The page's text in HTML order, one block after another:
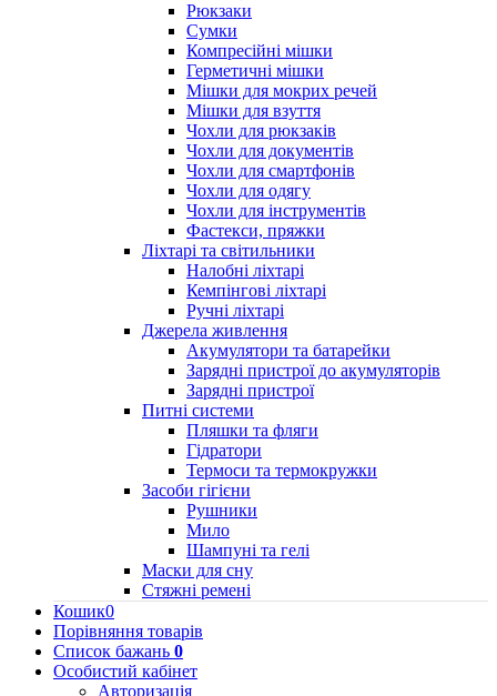
Рюкзаки
Сумки
Компресійні мішки
Герметичні мішки
Мішки для мокрих речей
Мішки для взуття
Чохли для рюкзаків
Чохли для документів
Чохли для смартфонів
Чохли для одягу
Чохли для інструментів
Фастекси, пряжки
Ліхтарі та світильники
Налобні ліхтарі
Кемпінгові ліхтарі
Ручні ліхтарі
Джерела живлення
Акумулятори та батарейки
Зарядні пристрої до акумуляторів
Зарядні пристрої
Питні системи
Пляшки та фляги
Гідратори
Термоси та термокружки
Засоби гігієни
Рушники
Мило
Шампуні та гелі
Маски для сну
Стяжні ремені
Кошик0
Порівняння товарів
Список бажань 0
Особистий кабінет
Авторизація